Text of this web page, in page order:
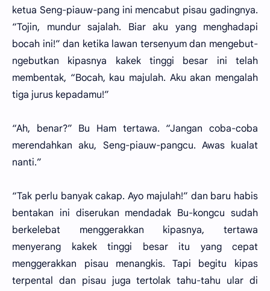
ketua Seng-piauw-pang ini mencabut pisau gadingnya.
“Tojin, mundur sajalah. Biar aku yang menghadapi
bocah ini!” dan ketika lawan tersenyum dan mengebut-
ngebutkan kipasnya kakek tinggi besar ini telah
membentak, “Bocah, kau majulah. Aku akan mengalah
tiga jurus kepadamu!”
“Ah, benar?” Bu Ham tertawa. “Jangan coba-coba
merendahkan aku, Seng-piauw-pangcu. Awas kualat
nanti.”
“Tak perlu banyak cakap. Ayo majulah!” dan baru habis
bentakan ini diserukan mendadak Bu-kongcu sudah
berkelebat menggerakkan kipasnya, tertawa
menyerang kakek tinggi besar itu yang cepat
menggerakkan pisau menangkis. Tapi begitu kipas
terpental dan pisau juga tertolak tahu-tahu ular di